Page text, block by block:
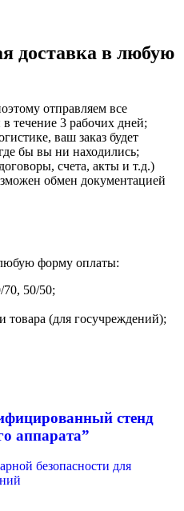
доставка в любую
отправляем все
течение 3 рабочих дней;
ваш заказ будет
бы вы ни находились;
счета, акты и т.д.)
обмен документацией
форму оплаты:
70, 50/50;
товара (для госучреждений);
стенд
аппарата”
безопасности для